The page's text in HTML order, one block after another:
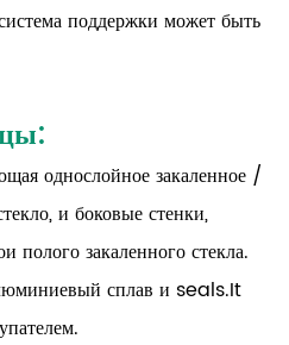
поддержки может быть
однослойное закаленное /
и боковые стенки,
закаленного стекла.
сплав и seals.It